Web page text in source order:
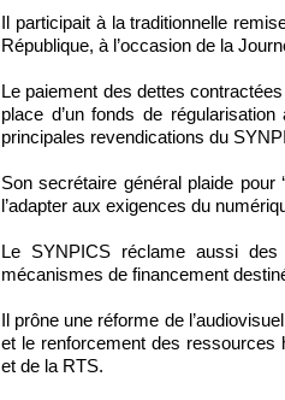
Il participait à la traditionnelle
République, à l’occasion de la
Le paiement des dettes
place d’un fonds de régularisation
principales revendications du
Son secrétaire général plaide pour
l’adapter aux exigences du
Le SYNPICS réclame aussi des
mécanismes de financement
Il prône une réforme de
et le renforcement des ressources
et de la RTS.